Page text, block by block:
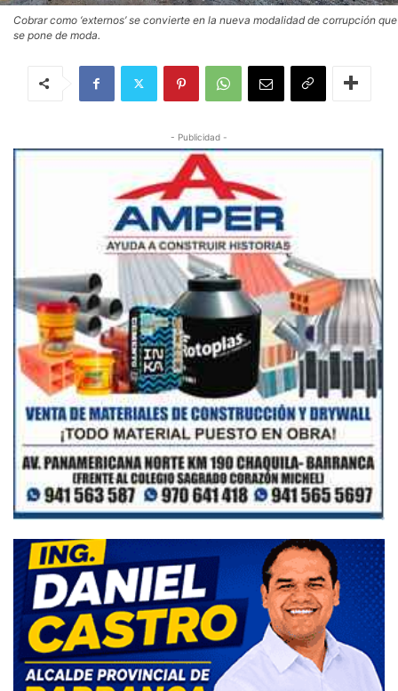
Cobrar como ‘externos’ se convierte en la nueva modalidad de corrupción que
se pone de moda.
- Publicidad -